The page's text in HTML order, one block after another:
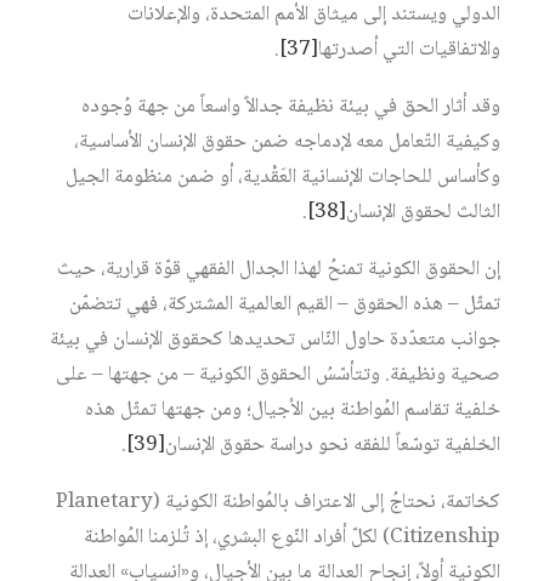
الدولي ويستند إلى ميثاق الأمم المتحدة، والإعلانات
والاتفاقيات التي أصدرتها‏[37]
.
وقد أثار الحق في بيئة نظيفة جدالاً واسعاً من جهة وُجوده
وكيفية التّعامل معه لإدماجه ضمن حقوق الإنسان الأساسية،
وكأساس للحاجات الإنسانية العَقْدية، أو ضمن منظومة الجيل
الثالث لحقوق الإنسان‏[38]
.
إن الحقوق الكونية تمنحُ لهذا الجدال الفقهي قوّة قرارية، حيث
تمثّل – هذه الحقوق – القيم العالمية المشتركة، فهي تتضمّن
جوانب متعدّدة حاول النّاس تحديدها كحقوق الإنسان في بيئة
صحية ونظيفة. وتتأسّسُ الحقوق الكونية – من جهتها – على
خلفية تقاسم المُواطنة بين الأجيال؛ ومن جهتها تمثّل هذه
الخلفية توسّعاً للفقه نحو دراسة حقوق الإنسان‏[39]
.
كخاتمة، نحتاجُ إلى الاعتراف بالمُواطنة الكونية (Planetary
Citizenship) لكلّ أفراد النّوع البشري، إذ تُلزمنا المُواطنة
الكونية أولاً، إنجاح العدالة ما بين الأجيال، و«انسياب» العدالة